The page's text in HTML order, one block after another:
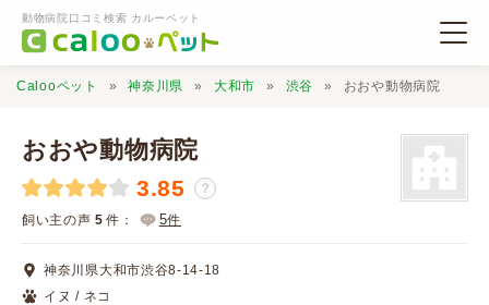
動物病院口コミ検索 カルーペット
動物病院検索
口コミ検索
Calooペット 神奈川県 大和市 渋谷 おおや動物病院
おおや動物病院
3.85 ？
飼い主の声 5 件： 5件
神奈川県大和市渋谷8-14-18
イヌ / ネコ